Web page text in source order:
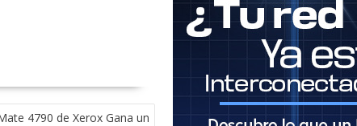
4790 de Xerox Gana un